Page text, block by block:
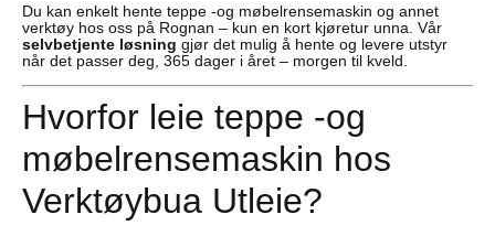
Du kan enkelt hente teppe -og møbelrensemaskin og annet
verktøy hos oss på Rognan – kun en kort kjøretur unna. Vår
selvbetjente løsning gjør det mulig å hente og levere utstyr
når det passer deg, 365 dager i året – morgen til kveld.
Hvorfor leie teppe -og
møbelrensemaskin hos
Verktøybua Utleie?